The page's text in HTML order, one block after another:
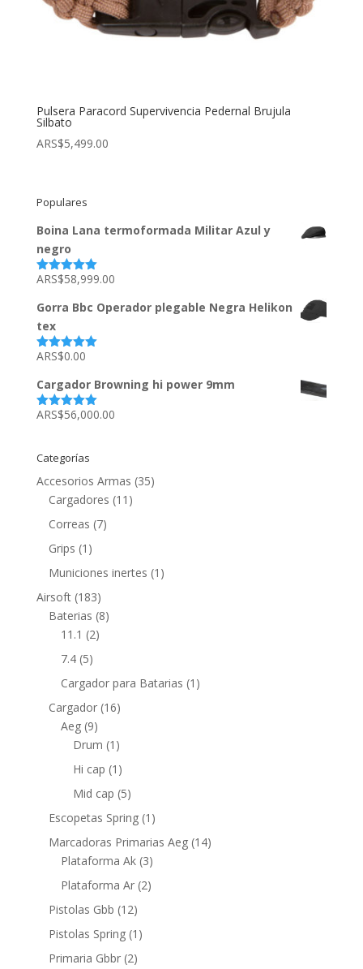
Pulsera Paracord Supervivencia Pedernal Brujula
Silbato
ARS$5,499.00
Populares
Boina Lana termoformada Militar Azul y
negro
Valorado
5
ARS$58,999.00
Gorra Bbc Operador plegable Negra Helikon
tex
Valorado
5
ARS$0.00
Cargador Browning hi power 9mm
Valorado
ARS$56,000.00
Categorías
Accesorios Armas (35)
Cargadores (11)
Correas (7)
Grips (1)
Municiones inertes (1)
Airsoft (183)
Baterias (8)
11.1 (2)
7.4 (5)
Cargador para Batarias (1)
Cargador (16)
Aeg (9)
Drum (1)
Hi cap (1)
Mid cap (5)
Escopetas Spring (1)
Marcadoras Primarias Aeg (14)
Plataforma Ak (3)
Plataforma Ar (2)
Pistolas Gbb (12)
Pistolas Spring (1)
Primaria Gbbr (2)